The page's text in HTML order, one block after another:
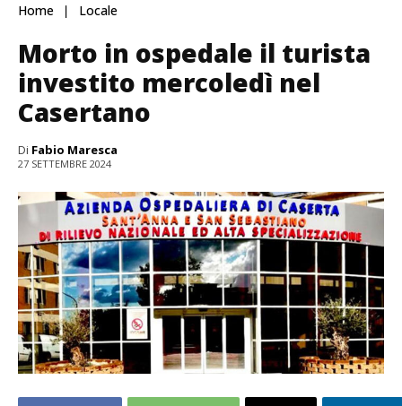
Home Locale
Morto in ospedale il turista
investito mercoledì nel
Casertano
Di Fabio Maresca
27 SETTEMBRE 2024